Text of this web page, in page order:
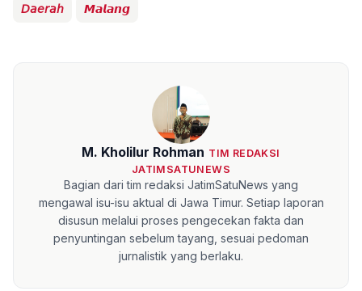
𝘋𝘢𝘦𝘳𝘢𝘩 𝙈𝙖𝙡𝙖𝙣𝙜
M. Kholilur Rohman TIM REDAKSI
JATIMSATUNEWS
Bagian dari tim redaksi JatimSatuNews yang
mengawal isu-isu aktual di Jawa Timur. Setiap laporan
disusun melalui proses pengecekan fakta dan
penyuntingan sebelum tayang, sesuai pedoman
jurnalistik yang berlaku.